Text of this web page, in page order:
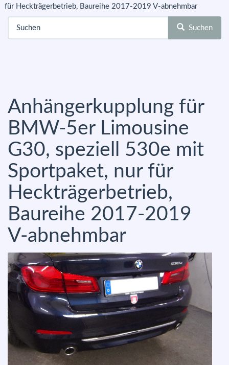
für Heckträgerbetrieb, Baureihe 2017-2019 V-abnehmbar
Suchen
Anhängerkupplung für
BMW-5er Limousine
G30, speziell 530e mit
Sportpaket, nur für
Heckträgerbetrieb,
Baureihe 2017-2019
V-abnehmbar